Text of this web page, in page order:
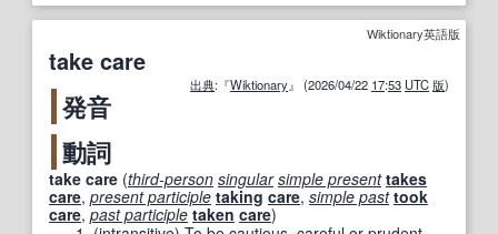
Wiktionary英語版
take care
出典:『Wiktionary』 (2026/04/22 17:53 UTC 版)
発音
動詞
take care (third-person singular simple present takes
care, present participle taking care, simple past took
care, past participle taken care)